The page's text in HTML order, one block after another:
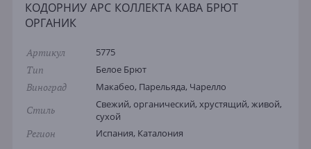
КОДОРНИУ АРС КОЛЛЕКТА КАВА БРЮТ
ОРГАНИК
Артикул 5775
Тип Белое Брют
Виноград Макабео, Парельяда, Чарелло
Стиль
Свежий, органический, хрустящий, живой,
сухой
Регион Испания, Каталония